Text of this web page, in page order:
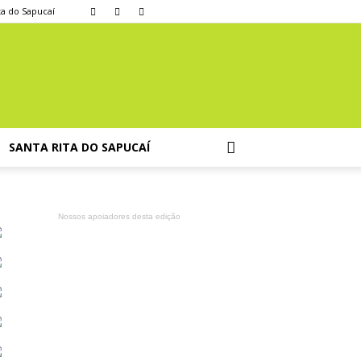
do Sapucaí
SANTA RITA DO SAPUCAÍ
Nossos apoiadores desta edição